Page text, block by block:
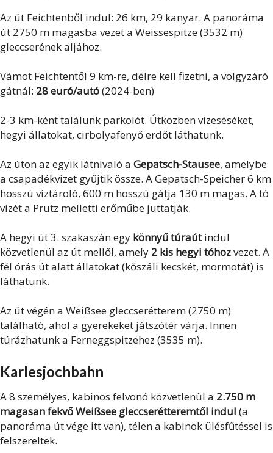
Az út Feichtenből indul: 26 km, 29 kanyar. A panoráma
út 2750 m magasba vezet a Weissespitze (3532 m)
gleccserének aljához.
Vámot Feichtentől 9 km-re, délre kell fizetni, a völgyzáró
gátnál: 28 euró/autó(2024-ben)
2-3 km-ként találunk parkolót. Útközben vízeséséket,
hegyi állatokat, cirbolyafenyő erdőt láthatunk.
Az úton az egyik látnivaló a Gepatsch-Stausee, amelybe
a csapadékvizet gyűjtik össze. A Gepatsch-Speicher 6 km
hosszú víztároló, 600 m hosszú gátja 130 m magas. A tó
vizét a Prutz melletti erőműbe juttatják.
A hegyi út 3. szakaszán egy könnyű túraútindul
közvetlenül az út mellől, amely 2 kis hegyi tóhozvezet. A
fél órás út alatt állatokat (kőszáli kecskét, mormotát) is
láthatunk.
Az út végén a Weißsee gleccserétterem (2750 m)
található, ahol a gyerekeket játszótér várja. Innen
túrázhatunk a Ferneggspitzehez (3535 m).
Karlesjochbahn
A 8 személyes, kabinos felvonó közvetlenül a 2.750 m
magasan fekvő Weißsee gleccserétteremtől indul (a
panoráma út vége itt van), télen a kabinok ülésfűtéssel is
felszereltek.